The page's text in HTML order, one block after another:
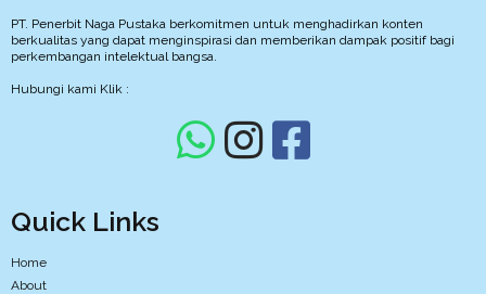
PT. Penerbit Naga Pustaka berkomitmen untuk menghadirkan konten
berkualitas yang dapat menginspirasi dan memberikan dampak positif bagi
perkembangan intelektual bangsa.
Hubungi kami Klik :
Quick Links
Home
About